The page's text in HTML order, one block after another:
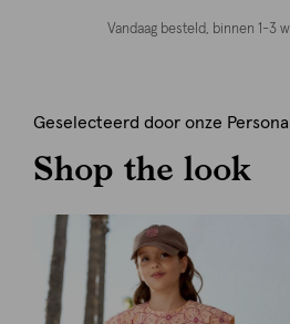
Vandaag besteld, binnen 1-3
Geselecteerd door onze
Shop the look